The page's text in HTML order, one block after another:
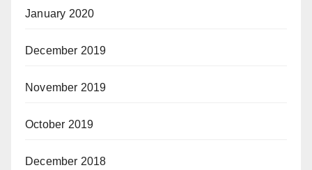
January 2020
December 2019
November 2019
October 2019
December 2018